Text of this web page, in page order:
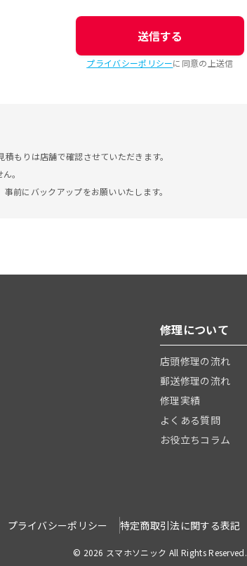
送信する
プライバシーポリシーに同意の上送信
もりは店舗で確認させていただきます。
。
前にバックアップをお願いいたします。
修理について
店頭修理の流れ
郵送修理の流れ
修理実績
よくある質問
お役立ちコラム
プライバシーポリシー 特定商取引法に関する表記
© 2026 スマホソニック All Rights Reserved.